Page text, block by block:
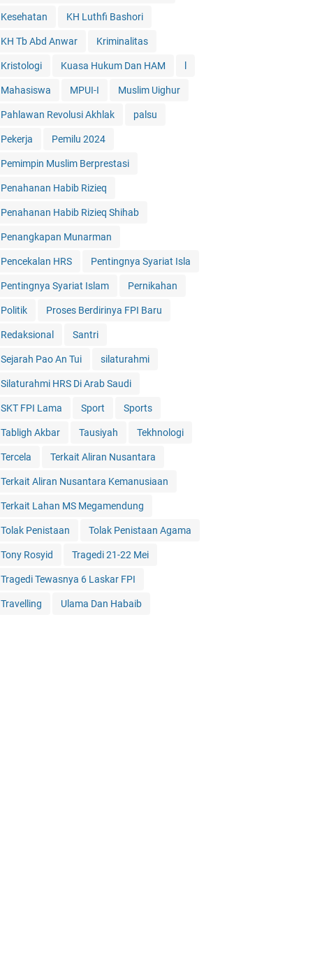
Kesehatan KH Luthfi Bashori
KH Tb Abd Anwar Kriminalitas
Kristologi Kuasa Hukum Dan HAM
Mahasiswa MPUI-I Muslim Uighur
Pahlawan Revolusi Akhlak palsu
Pekerja Pemilu 2024
Pemimpin Muslim Berprestasi
Penahanan Habib Rizieq
Penahanan Habib Rizieq Shihab
Penangkapan Munarman
Pencekalan HRS Pentingnya Syariat Isla
Pentingnya Syariat Islam Pernikahan
Politik Proses Berdirinya FPI Baru
Redaksional Santri
Sejarah Pao An Tui silaturahmi
Silaturahmi HRS Di Arab Saudi
SKT FPI Lama Sport Sports
Tabligh Akbar Tausiyah Tekhnologi
Tercela Terkait Aliran Nusantara
Terkait Aliran Nusantara Kemanusiaan
Terkait Lahan MS Megamendung
Tolak Penistaan Tolak Penistaan Agama
Tony Rosyid Tragedi 21-22 Mei
Tragedi Tewasnya 6 Laskar FPI
Travelling Ulama Dan Habaib